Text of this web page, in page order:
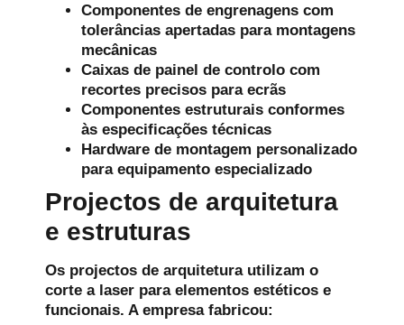
Componentes de engrenagens com
tolerâncias apertadas para montagens
mecânicas
Caixas de painel de controlo com
recortes precisos para ecrãs
Componentes estruturais conformes
às especificações técnicas
Hardware de montagem personalizado
para equipamento especializado
Projectos de arquitetura
e estruturas
Os projectos de arquitetura utilizam o
corte a laser para elementos estéticos e
funcionais. A empresa fabricou: